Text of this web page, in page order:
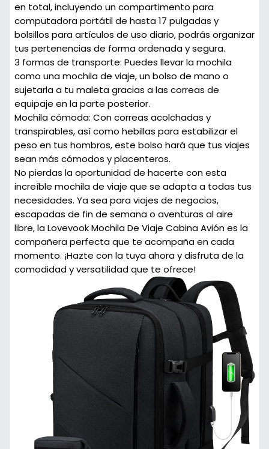
en total, incluyendo un compartimento para
computadora portátil de hasta 17 pulgadas y
bolsillos para artículos de uso diario, podrás organizar
tus pertenencias de forma ordenada y segura.
3 formas de transporte: Puedes llevar la mochila
como una mochila de viaje, un bolso de mano o
sujetarla a tu maleta gracias a las correas de
equipaje en la parte posterior.
Mochila cómoda: Con correas acolchadas y
transpirables, así como hebillas para estabilizar el
peso en tus hombros, este bolso hará que tus viajes
sean más cómodos y placenteros.
No pierdas la oportunidad de hacerte con esta
increíble mochila de viaje que se adapta a todas tus
necesidades. Ya sea para viajes de negocios,
escapadas de fin de semana o aventuras al aire
libre, laLovevook Mochila De Viaje Cabina Aviónes la
compañera perfecta que te acompaña en cada
momento. ¡Hazte con la tuya ahora y disfruta de la
comodidad y versatilidad que te ofrece!